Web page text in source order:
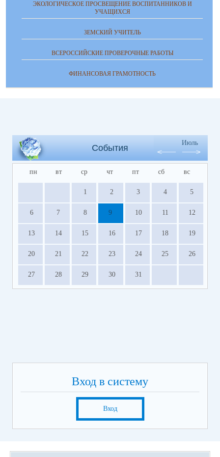
ЭКОЛОГИЧЕСКОЕ ПРОСВЕЩЕНИЕ ВОСПИТАННИКОВ И
УЧАЩИХСЯ
ЗЕМСКИЙ УЧИТЕЛЬ
ВСЕРОССИЙСКИЕ ПРОВЕРОЧНЫЕ РАБОТЫ
ФИНАНСОВАЯ ГРАМОТНОСТЬ
События
Июль
пн вт ср чт пт сб вс
1 2 3 4 5
6 7 8 9 10 11 12
13 14 15 16 17 18 19
20 21 22 23 24 25 26
27 28 29 30 31
Вход в систему
Вход